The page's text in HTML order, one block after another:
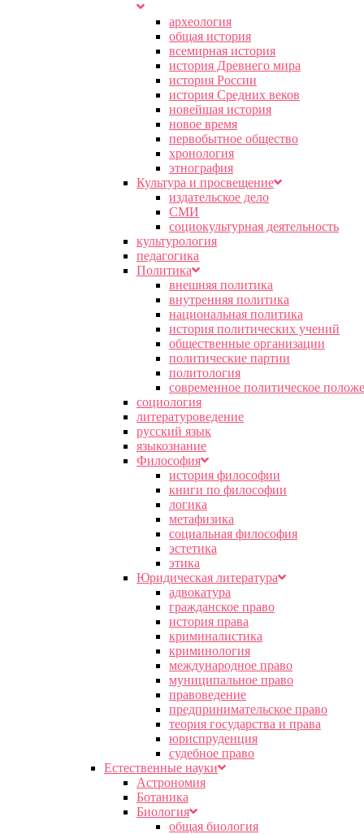
археология
общая история
всемирная история
история Древнего мира
история России
история Средних веков
новейшая история
новое время
первобытное общество
хронология
этнография
Культура и просвещение
издательское дело
СМИ
социокультурная деятельность
культурология
педагогика
Политика
внешняя политика
внутренняя политика
национальная политика
история политических учений
общественные организации
политические партии
политология
современное политическое
социология
литературоведение
русский язык
языкознание
Философия
история философии
книги по философии
логика
метафизика
социальная философия
эстетика
этика
Юридическая литература
адвокатура
гражданское право
история права
криминалистика
криминология
международное право
муниципальное право
правоведение
предпринимательское право
теория государства и права
юриспруденция
судебное право
Естественные науки
Астрономия
Ботаника
Биология
общая биология